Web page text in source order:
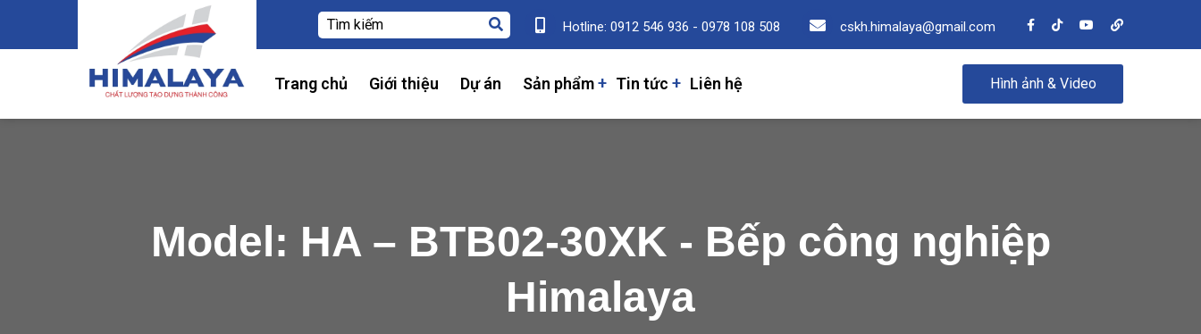
Hotline: 0912 546 936 - 0978 108 508 cskh.himalaya@gmail.com
Trang chủ Giới thiệu Dự án Sản phẩm Tin tức Liên hệ Hình ảnh & Video
Model: HA – BTB02-30XK - Bếp công nghiệp
Himalaya